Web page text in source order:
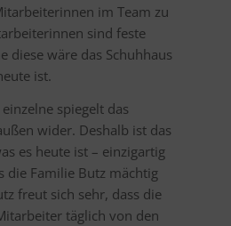
im Team zu
sind feste
diese wäre das Schuhhaus
ist.
spiegelt das
wider. Deshalb ist das
es heute ist – einzigartig
die Familie Butz mächtig
freut sich sehr, dass die
täglich von den